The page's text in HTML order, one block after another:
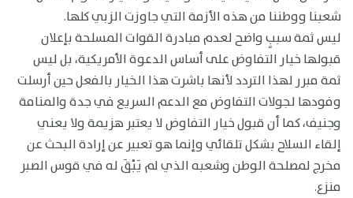
شعبنا ووطننا من هذه الأزمة التي جاوزت الزبي كلها.
ليس ثمة سببٍ واضح لعدم مبادرة القوات المسلحة بإعلان
قبولها خيار التفاوض على أساس الدعوة الأمريكية، بل ليس
ثمة مبرر لهذا التردد لأنها باشرت هذا الخيار بالفعل حين أرسلت
وفودها لجولات التفاوض مع الدعم السريع في جدة والمنامة
وجنيف، كما أن قبول خيار التفاوض لا يعتبر هزيمة ولا يعني
إلقاء السلاح بشكل تلقائي وإنما هو تعبير عن إرادة البحث عن
مخرج لمصلحة الوطن وشعبه الذي لم يَبْقَ له في قوس الصبر
منزع.